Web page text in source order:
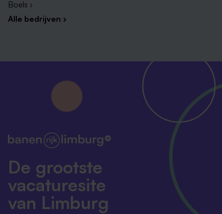
Boels ›
Alle bedrijven ›
De grootste
vacaturesite
van Limburg